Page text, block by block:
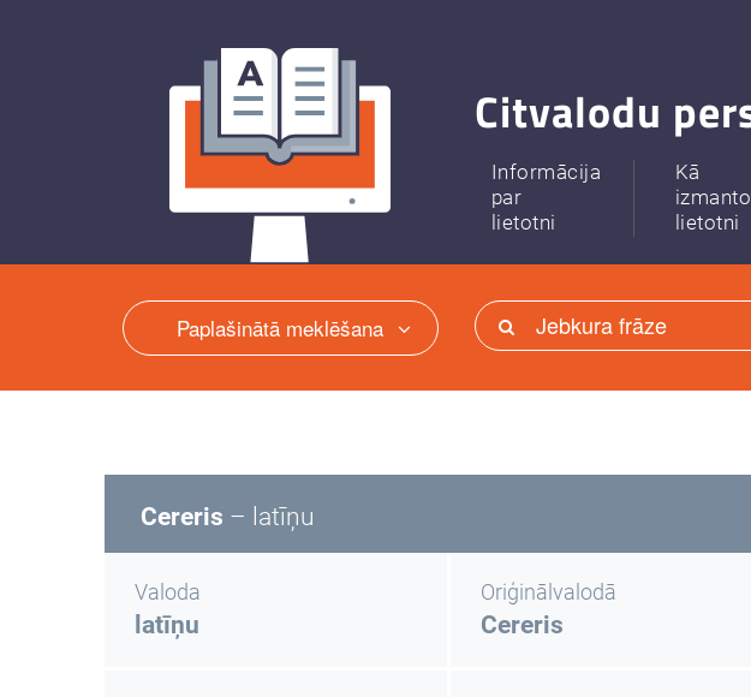
Citvalodu
Informācija
par
lietotni
Kā
lietotni
Paplašinātā meklēšana
Cereris – latīņu
Valoda
latīņu
Oriģinālvalodā
Cereris